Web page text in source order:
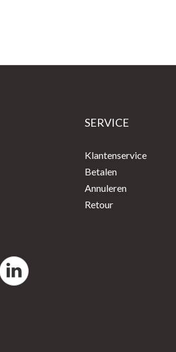
SERVICE
Klantenservice
Betalen
Annuleren
Retour